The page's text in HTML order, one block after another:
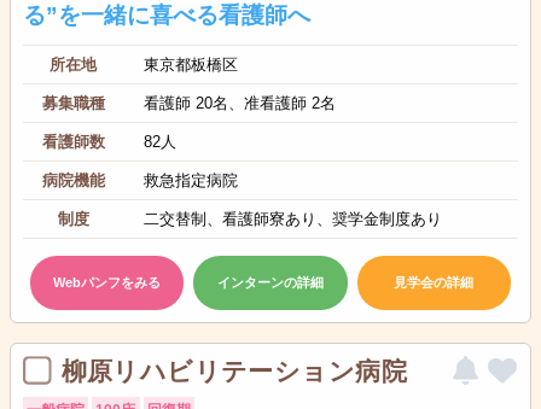
る”を一緒に喜べる看護師へ
所在地 東京都板橋区
募集職種 看護師 20名、准看護師 2名
看護師数 82人
病院機能 救急指定病院
制度 二交替制、看護師寮あり、奨学金制度あり
Webパンフをみる インターンの詳細 見学会の詳細
柳原リハビリテーション病院